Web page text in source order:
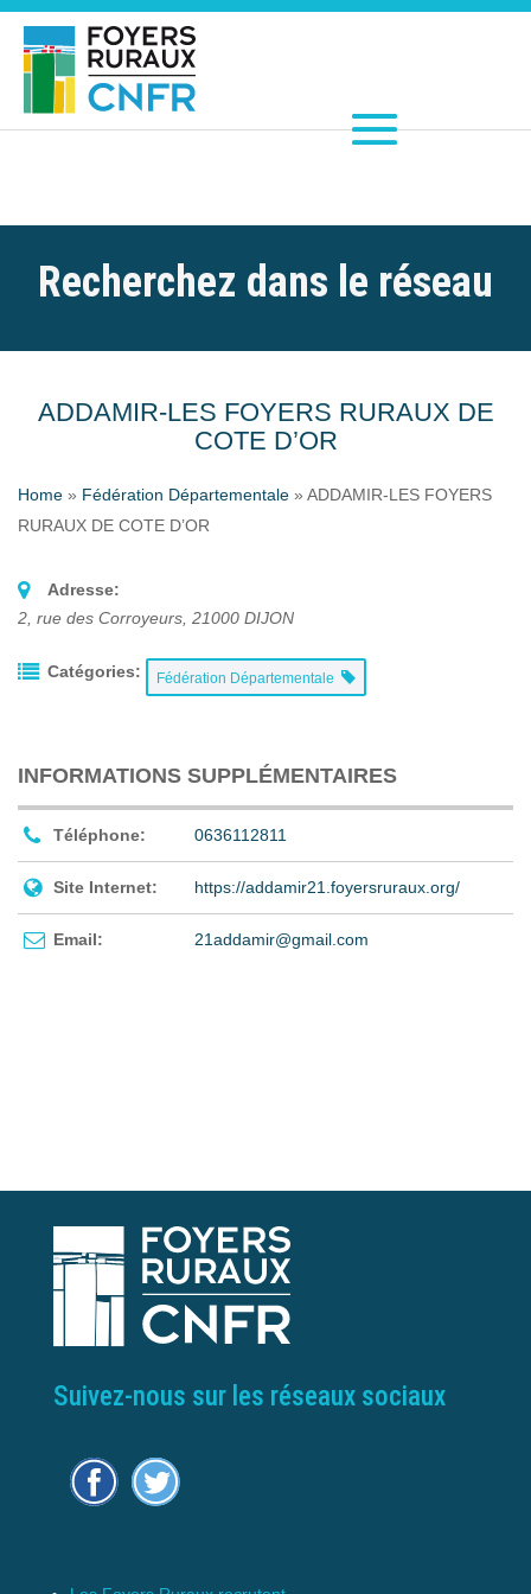
Recherchez dans le réseau
ADDAMIR-LES FOYERS RURAUX DE
COTE D’OR
Home » Fédération Départementale » ADDAMIR-LES FOYERS
RURAUX DE COTE D’OR
Adresse:
2, rue des Corroyeurs 21000 DIJON
Catégories: Fédération Départementale
INFORMATIONS SUPPLÉMENTAIRES
Téléphone: 0636112811
Site Internet: https://addamir21.foyersruraux.org/
Email: 21addamir@gmail.com
Suivez-nous sur les réseaux sociaux